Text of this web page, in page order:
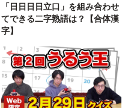
「日日日日立口」を組み合わせ
てできる二字熟語は？【合体漢
字】